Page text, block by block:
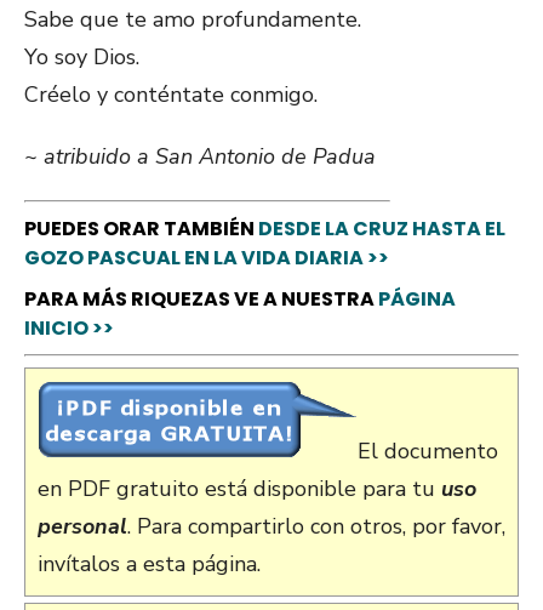
Sabe que te amo profundamente.
Yo soy Dios.
Créelo y conténtate conmigo.
~ atribuido a San Antonio de Padua
PUEDES ORAR TAMBIÉN DESDE LA CRUZ HASTA EL
GOZO PASCUAL EN LA VIDA DIARIA >>
PARA MÁS RIQUEZAS VE A NUESTRAPÁGINA
INICIO >>
El documento
en PDF gratuito está disponible para tu uso
personal. Para compartirlo con otros, por favor,
invítalos a esta página.